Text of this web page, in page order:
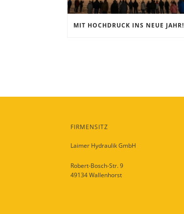
MIT HOCHDRUCK INS NEUE JAHR!
FIRMENSITZ
Laimer Hydraulik GmbH
Robert-Bosch-Str. 9
49134 Wallenhorst